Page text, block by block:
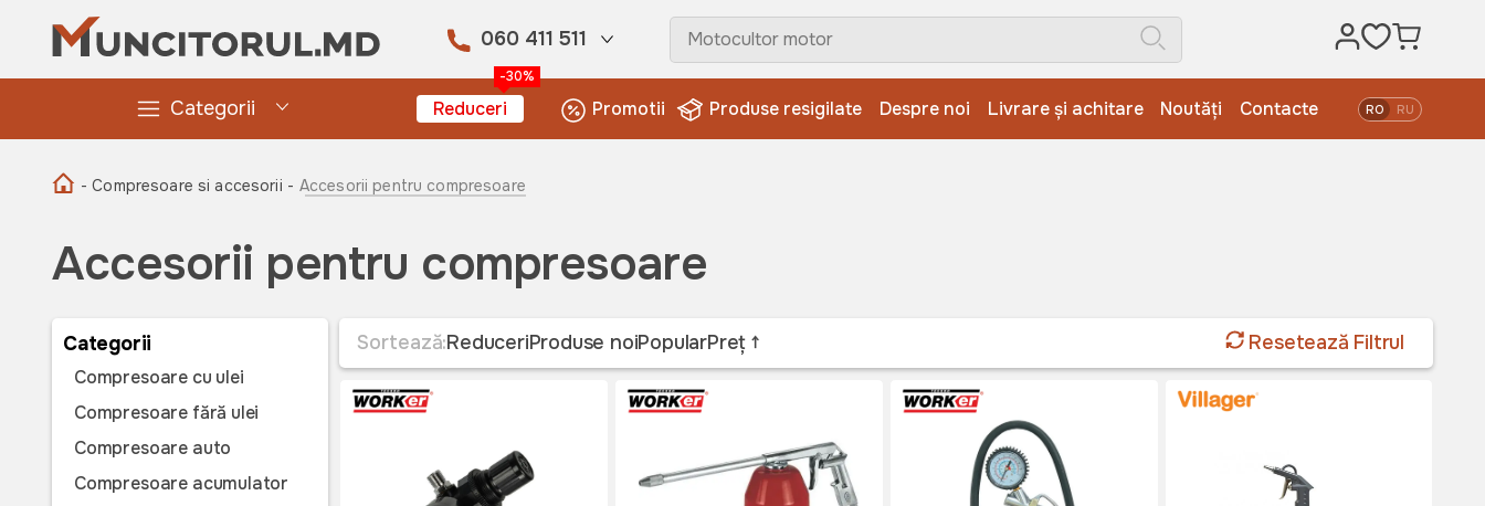
060 411 511
Categorii
-30%
Reduceri Promotii Produse resigilate Despre noi Livrare și achitare Noutăți Contacte RO RU
- Compresoare si accesorii - Accesorii pentru compresoare
Accesorii pentru compresoare
Categorii
Compresoare cu ulei
Compresoare fără ulei
Compresoare auto
Compresoare acumulator
Sortează:ReduceriProduse noiPopularPreț Resetează Filtrul